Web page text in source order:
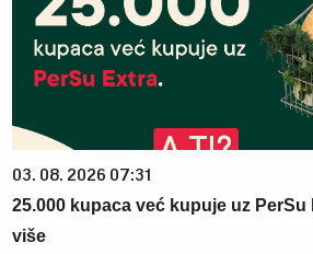
03. 08. 2026 07:31
25.000 kupaca već kupuje uz PerSu
više